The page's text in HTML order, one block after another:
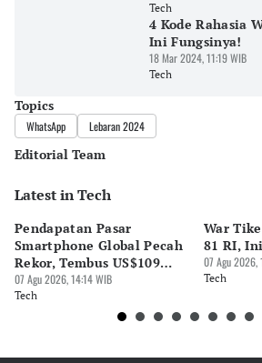
Tech
4 Kode Rahasia
Ini Fungsinya!
18 Mar 2024, 11:19 WIB
Tech
Topics
WhatsApp Lebaran 2024
Editorial Team
Editor
Editor
Ekarina .
Latest in Tech
Pendapatan Pasar
Smartphone Global Pecah
Rekor, Tembus US$109
Miliar
07 Agu 2026, 14:14 WIB
Tech
War
81 RI,
07 Agu 2026,
Tech